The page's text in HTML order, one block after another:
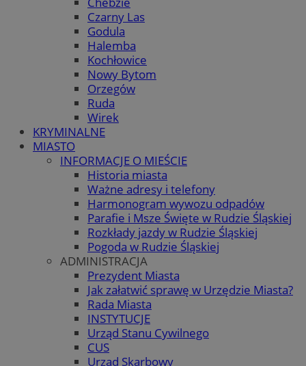
Czarny Las
Godula
Halemba
Kochłowice
Nowy Bytom
Orzegów
Ruda
Wirek
KRYMINALNE
MIASTO
INFORMACJE O MIEŚCIE
Historia miasta
Ważne adresy i telefony
Harmonogram wywozu odpadów
Parafie i Msze Święte w Rudzie Śląskiej
Rozkłady jazdy w Rudzie Śląskiej
Pogoda w Rudzie Śląskiej
ADMINISTRACJA
Prezydent Miasta
Jak załatwić sprawę w Urzędzie Miasta?
Rada Miasta
INSTYTUCJE
Urząd Stanu Cywilnego
CUS
Urząd Skarbowy